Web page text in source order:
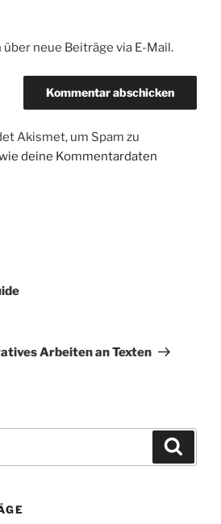
neue Beiträge via E-Mail.
Akismet, um Spam zu
deine Kommentardaten
Arbeiten an Texten